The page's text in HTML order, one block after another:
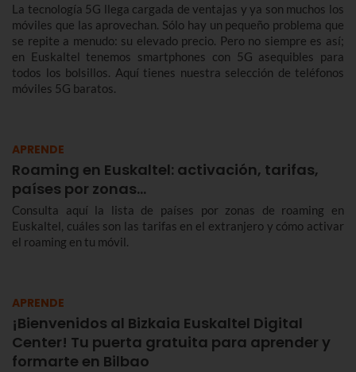
La tecnología 5G llega cargada de ventajas y ya son muchos los
móviles que las aprovechan. Sólo hay un pequeño problema que
se repite a menudo: su elevado precio. Pero no siempre es así;
en Euskaltel tenemos smartphones con 5G asequibles para
todos los bolsillos. Aquí tienes nuestra selección de teléfonos
móviles 5G baratos.
APRENDE
Roaming en Euskaltel: activación, tarifas,
países por zonas…
Consulta aquí la lista de países por zonas de roaming en
Euskaltel, cuáles son las tarifas en el extranjero y cómo activar
el roaming en tu móvil.
APRENDE
¡Bienvenidos al Bizkaia Euskaltel Digital
Center! Tu puerta gratuita para aprender y
formarte en Bilbao